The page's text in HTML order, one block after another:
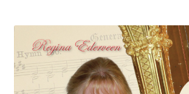
Assortiment
Account